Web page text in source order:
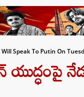
Speak To Putin On